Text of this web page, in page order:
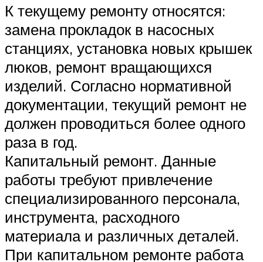
К текущему ремонту относятся:
замена прокладок в насосных
станциях, установка новых крышек
люков, ремонт вращающихся
изделий. Согласно нормативной
документации, текущий ремонт не
должен проводиться более одного
раза в год.
Капитальный ремонт. Данные
работы требуют привлечение
специализированного персонала,
инструмента, расходного
материала и различных деталей.
При капитальном ремонте работа